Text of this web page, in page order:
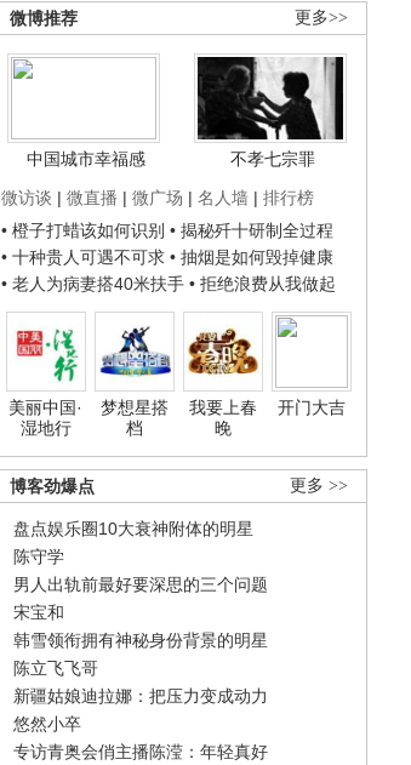
更多>>
微博推荐
中国城市幸福感
不孝七宗罪
微访谈 | 微直播 | 微广场 | 名人墙 | 排行榜
• 橙子打蜡该如何识别 • 揭秘歼十研制全过程
• 十种贵人可遇不可求 • 抽烟是如何毁掉健康
• 老人为病妻搭40米扶手 • 拒绝浪费从我做起
美丽中国·
湿地行
梦想星搭
档
我要上春
晚
开门大吉
更多 >>
博客劲爆点
盘点娱乐圈10大衰神附体的明星
陈守学
男人出轨前最好要深思的三个问题
宋宝和
韩雪领衔拥有神秘身份背景的明星
陈立飞飞哥
新疆姑娘迪拉娜：把压力变成动力
悠然小卒
专访青奥会俏主播陈滢：年轻真好